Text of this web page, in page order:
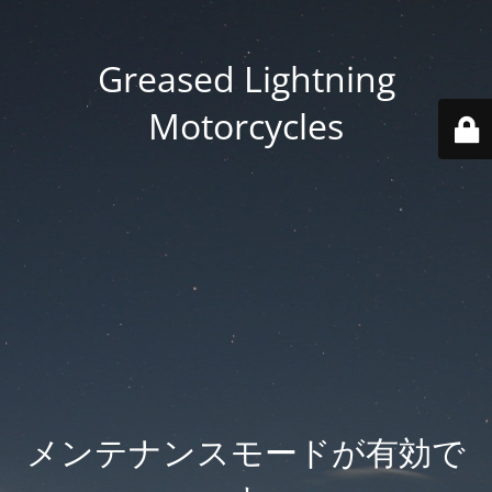
Greased Lightning
Motorcycles
メンテナンスモードが有効で